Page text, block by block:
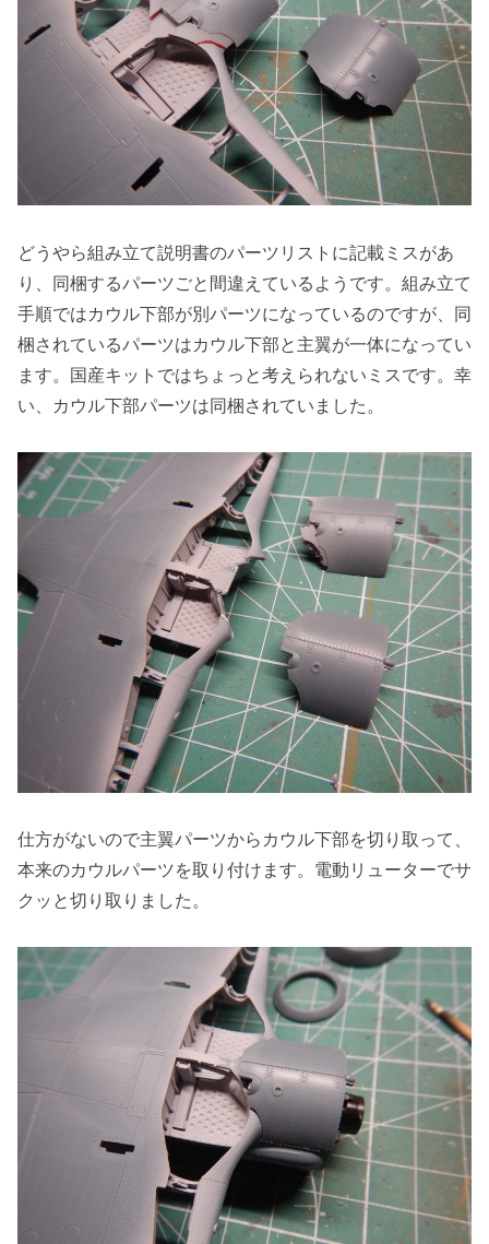
どうやら組み立て説明書のパーツリストに記載ミスがあ
り、同梱するパーツごと間違えているようです。組み立て
手順ではカウル下部が別パーツになっているのですが、同
梱されているパーツはカウル下部と主翼が一体になってい
ます。国産キットではちょっと考えられないミスです。幸
い、カウル下部パーツは同梱されていました。
仕方がないので主翼パーツからカウル下部を切り取って、
本来のカウルパーツを取り付けます。電動リューターでサ
クッと切り取りました。